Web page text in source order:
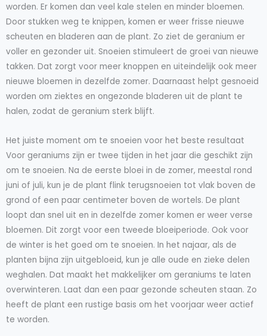
worden. Er komen dan veel kale stelen en minder bloemen.
Door stukken weg te knippen, komen er weer frisse nieuwe
scheuten en bladeren aan de plant. Zo ziet de geranium er
voller en gezonder uit. Snoeien stimuleert de groei van nieuwe
takken. Dat zorgt voor meer knoppen en uiteindelijk ook meer
nieuwe bloemen in dezelfde zomer. Daarnaast helpt gesnoeid
worden om ziektes en ongezonde bladeren uit de plant te
halen, zodat de geranium sterk blijft.
Het juiste moment om te snoeien voor het beste resultaat
Voor geraniums zijn er twee tijden in het jaar die geschikt zijn
om te snoeien. Na de eerste bloei in de zomer, meestal rond
juni of juli, kun je de plant flink terugsnoeien tot vlak boven de
grond of een paar centimeter boven de wortels. De plant
loopt dan snel uit en in dezelfde zomer komen er weer verse
bloemen. Dit zorgt voor een tweede bloeiperiode. Ook voor
de winter is het goed om te snoeien. In het najaar, als de
planten bijna zijn uitgebloeid, kun je alle oude en zieke delen
weghalen. Dat maakt het makkelijker om geraniums te laten
overwinteren. Laat dan een paar gezonde scheuten staan. Zo
heeft de plant een rustige basis om het voorjaar weer actief
te worden.